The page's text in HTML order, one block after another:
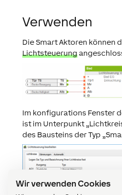
Wir verwenden Cookies
Verwenden
Die Smart Aktoren können
Lichtsteuerung
Im konfigurations Fenster
ist im Unterpunkt
des Bausteins der Typ